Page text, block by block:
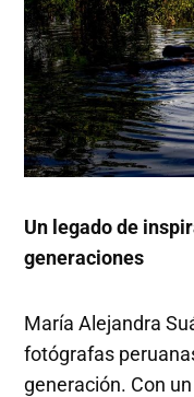
Un legado de
generaciones
María Alejandra
fotógrafas
generación. Con